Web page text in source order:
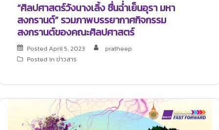
“ศิลปศาสตร์วังนางเลิ้ง ชื่นฉ่ำเย็นอุรา มหา
สงกรานต์” รวมภาพบรรยากาศกิจกรรม
สงกรานต์ของคณะศิลปศาสตร์
Posted April 5, 2023
pratheep
Posted in ข่าวสาร